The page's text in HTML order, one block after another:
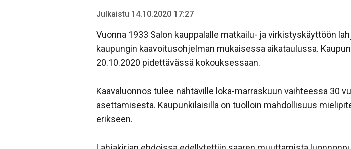
Julkaistu 14.10.2020 17:27
Vuonna 1933 Salon kauppalalle matkailu- ja virkistyskäyttöön
kaupungin kaavoitusohjelman mukaisessa aikataulussa.
20.10.2020 pidettävässä kokouksessaan.
Kaavaluonnos tulee nähtäville loka-marraskuun vaihteessa 30
asettamisesta. Kaupunkilaisilla on tuolloin mahdollisuus
erikseen.